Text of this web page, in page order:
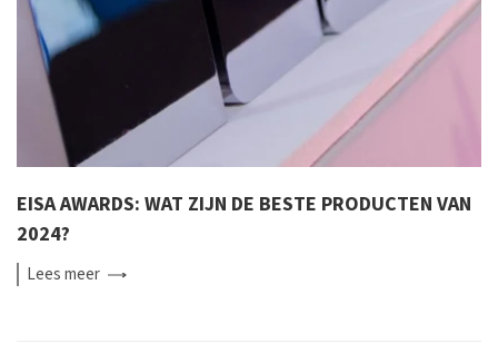
EISA AWARDS: WAT ZIJN DE BESTE PRODUCTEN VAN
2024?
Leesmeer